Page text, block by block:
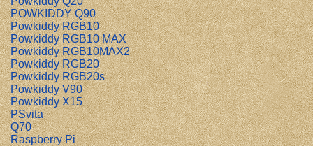
POWKIDDY Q90
Powkiddy RGB10
Powkiddy RGB10 MAX
Powkiddy RGB10MAX2
Powkiddy RGB20
Powkiddy RGB20s
Powkiddy V90
Powkiddy X15
PSvita
Q70
Raspberry Pi